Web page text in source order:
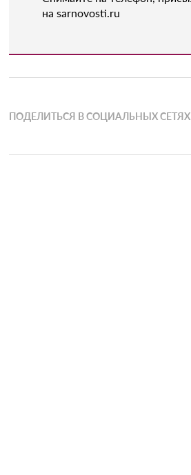
на sarnovosti.ru
ПОДЕЛИТЬСЯ В СОЦИАЛЬНЫХ СЕТЯХ